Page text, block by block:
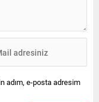
adım, e-posta adresim